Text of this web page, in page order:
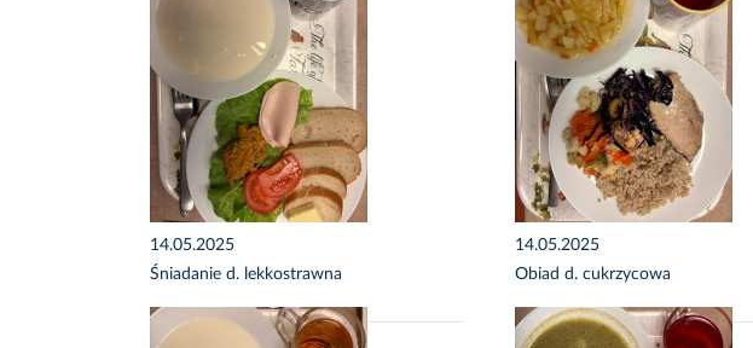
14.05.2025
Śniadanie d. lekkostrawna
14.05.2025
Obiad d. cukrzycowa